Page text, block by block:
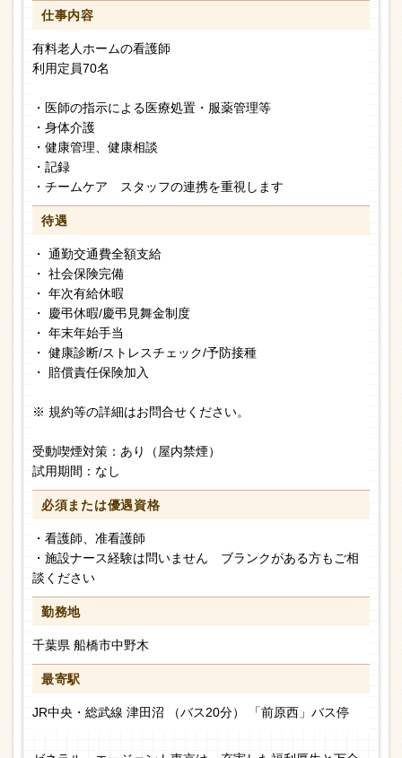
仕事内容
有料老人ホームの看護師
利用定員70名
・医師の指示による医療処置・服薬管理等
・身体介護
・健康管理、健康相談
・記録
・チームケア スタッフの連携を重視します
待遇
・ 通勤交通費全額支給
・ 社会保険完備
・ 年次有給休暇
・ 慶弔休暇/慶弔見舞金制度
・ 年末年始手当
・ 健康診断/ストレスチェック/予防接種
・ 賠償責任保険加入
※ 規約等の詳細はお問合せください。
受動喫煙対策：あり（屋内禁煙）
試用期間：なし
必須または優遇資格
・看護師、准看護師
・施設ナース経験は問いません ブランクがある方もご相
談ください
勤務地
千葉県 船橋市中野木
最寄駅
JR中央・総武線 津田沼 （バス20分） 「前原西」バス停